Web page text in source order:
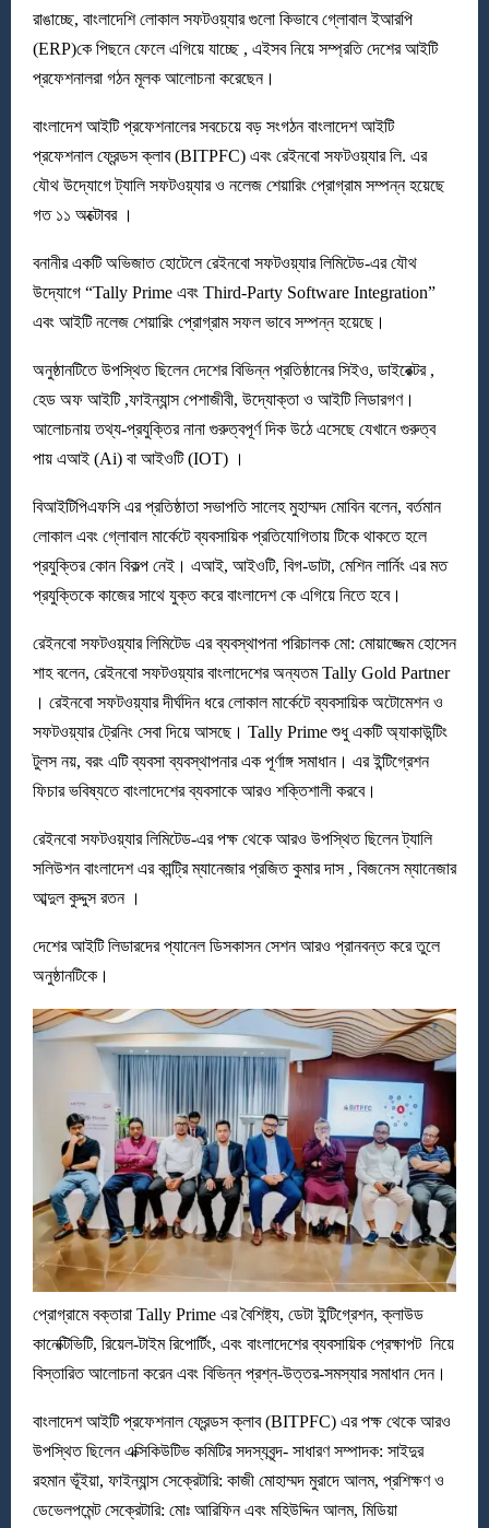
রাঙাচ্ছে, বাংলাদেশি লোকাল সফটওয়্যার গুলো কিভাবে গ্লোবাল ইআরপি
(ERP)কে পিছনে ফেলে এগিয়ে যাচ্ছে , এইসব নিয়ে সম্প্রতি দেশের আইটি
প্রফেশনালরা গঠন মূলক আলোচনা করেছেন।
বাংলাদেশ আইটি প্রফেশনালের সবচেয়ে বড় সংগঠন বাংলাদেশ আইটি
প্রফেশনাল ফ্রেন্ডস ক্লাব (BITPFC) এবং রেইনবো সফটওয়্যার লি. এর
যৌথ উদ্যোগে ট্যালি সফটওয়্যার ও নলেজ শেয়ারিং প্রোগ্রাম সম্পন্ন হয়েছে
গত ১১ অক্টোবর ।
বনানীর একটি অভিজাত হোটেলে রেইনবো সফটওয়্যার লিমিটেড-এর যৌথ
উদ্যোগে “Tally Prime এবং Third-Party Software Integration”
এবং আইটি নলেজ শেয়ারিং প্রোগ্রাম সফল ভাবে সম্পন্ন হয়েছে।
অনুষ্ঠানটিতে উপস্থিত ছিলেন দেশের বিভিন্ন প্রতিষ্ঠানের সিইও, ডাইরেক্টর ,
হেড অফ আইটি ,ফাইন্যান্স পেশাজীবী, উদ্যোক্তা ও আইটি লিডারগণ।
আলোচনায় তথ্য-প্রযুক্তির নানা গুরুত্বপূর্ণ দিক উঠে এসেছে যেখানে গুরুত্ব
পায় এআই (Ai) বা আইওটি (IOT) ।
বিআইটিপিএফসি এর প্রতিষ্ঠাতা সভাপতি সালেহ মুহাম্মদ মোবিন বলেন, বর্তমান
লোকাল এবং গ্লোবাল মার্কেটে ব্যবসায়িক প্রতিযোগিতায় টিকে থাকতে হলে
প্রযুক্তির কোন বিকল্প নেই। এআই, আইওটি, বিগ-ডাটা, মেশিন লার্নিং এর মত
প্রযুক্তিকে কাজের সাথে যুক্ত করে বাংলাদেশ কে এগিয়ে নিতে হবে।
রেইনবো সফটওয়্যার লিমিটেড এর ব্যবস্থাপনা পরিচালক মো: মোয়াজ্জেম হোসেন
শাহ বলেন, রেইনবো সফটওয়্যার বাংলাদেশের অন্যতম Tally Gold Partner
। রেইনবো সফটওয়্যার দীর্ঘদিন ধরে লোকাল মার্কেটে ব্যবসায়িক অটোমেশন ও
সফটওয়্যার ট্রেনিং সেবা দিয়ে আসছে। Tally Prime শুধু একটি অ্যাকাউন্টিং
টুলস নয়, বরং এটি ব্যবসা ব্যবস্থাপনার এক পূর্ণাঙ্গ সমাধান। এর ইন্টিগ্রেশন
ফিচার ভবিষ্যতে বাংলাদেশের ব্যবসাকে আরও শক্তিশালী করবে।
রেইনবো সফটওয়্যার লিমিটেড-এর পক্ষ থেকে আরও উপস্থিত ছিলেন ট্যালি
সলিউশন বাংলাদেশ এর কান্ট্রি ম্যানেজার প্রজিত কুমার দাস , বিজনেস ম্যানেজার
আব্দুল কুদ্দুস রতন ।
দেশের আইটি লিডারদের প্যানেল ডিসকাসন সেশন আরও প্রানবন্ত করে তুলে
অনুষ্ঠানটিকে।
প্রোগ্রামে বক্তারা Tally Prime এর বৈশিষ্ট্য, ডেটা ইন্টিগ্রেশন, ক্লাউড
কানেক্টিভিটি, রিয়েল-টাইম রিপোর্টিং, এবং বাংলাদেশের ব্যবসায়িক প্রেক্ষাপট নিয়ে
বিস্তারিত আলোচনা করেন এবং বিভিন্ন প্রশ্ন-উত্তর-সমস্যার সমাধান দেন।
বাংলাদেশ আইটি প্রফেশনাল ফ্রেন্ডস ক্লাব (BITPFC) এর পক্ষ থেকে আরও
উপস্থিত ছিলেন এক্সিকিউটিভ কমিটির সদস্যবৃন্দ- সাধারণ সম্পাদক: সাইদুর
রহমান ভূঁইয়া, ফাইন্যান্স সেক্রেটারি: কাজী মোহাম্মদ মুরাদে আলম, প্রশিক্ষণ ও
ডেভেলপমেন্ট সেক্রেটারি: মোঃ আরিফিন এবং মহিউদ্দিন আলম, মিডিয়া